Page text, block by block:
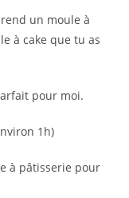
un moule à
à cake que tu as
pour moi.⁣
1h)⁣
à pâtisserie pour